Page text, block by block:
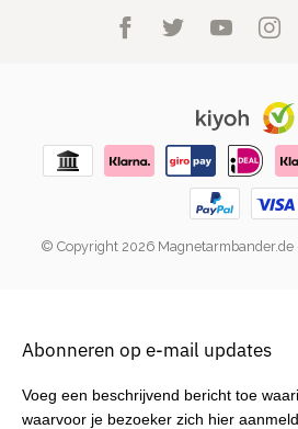
© Copyright 2026 Magnetarmbander.de
Abonneren op e-mail updates
Voeg een beschrijvend bericht toe
waarvoor je bezoeker zich hier